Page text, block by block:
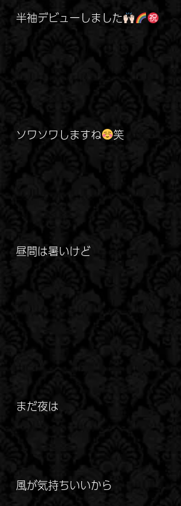
半袖デビューしました
ソワソワしますね 笑
昼間は暑いけど
まだ夜は
風が気持ちいいから